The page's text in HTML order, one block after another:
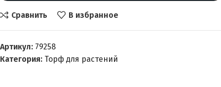
Сравнить В избранное
Артикул: 79258
Категория: Торф для растений